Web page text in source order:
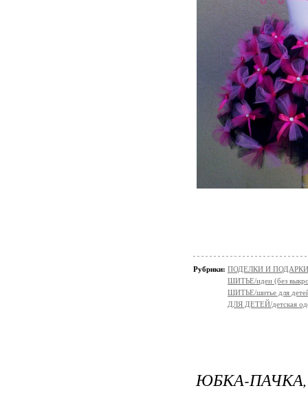
Рубрики: ПОДЕЛКИ И ПОДАРКИ
ШИТЬЕ/идеи (без
ШИТЬЕ/шитье для
ДЛЯ ДЕТЕЙ/детская
ЮБКА-ПАЧКА,